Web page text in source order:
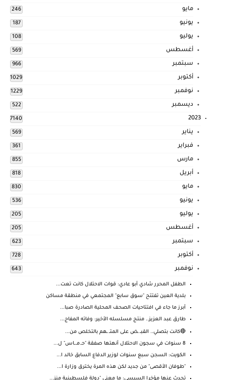
مايو 246
يونيو 187
يوليو 108
أغسطس 569
سبتمبر 966
أكتوبر 1029
نوفمبر 1229
ديسمبر 522
2023
7140
يناير 569
فبراير 361
مارس 855
أبريل 818
مايو 830
يونيو 536
يوليو 205
أغسطس 205
سبتمبر 623
أكتوبر 728
نوفمبر 643
الطفل المحرر شادي أبو عادي: قوات الاحتلال كانت تعت...
بلدية العين تفتتح "سوق سابع" المجتمعي في منطقة مساكن
أبرز ما جاء في افتتاحيات الصحف المحلية الصادرة صبا...
طارق عبد العزيز.. منتج مسلسله الأخير: وفاته المفاج...
🔴كانت بتصلي.. القبــ ـض على المتــ ـهم بالتخلص من...
8 سنوات في سجون الاحتلال أنهتها صفقة "حـ.مـ.ـاس" ل...
الكويت: السجن سبع سنوات لوزير الدفاع السابق خالد ا...
"طوفان الأقصى" من جديد لكن هذه المرة يخترق وزارة ا...